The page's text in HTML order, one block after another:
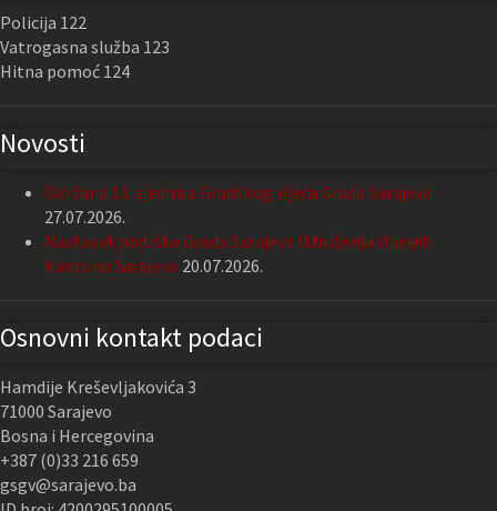
Policija 122
Vatrogasna služba 123
Hitna pomoć 124
Novosti
Održana 13. sjednica Gradskog vijeća Grada Sarajeva
27.07.2026.
Nastavak podrške Grada Sarajeva Udruženju slijepih
Kantona Sarajevo 20.07.2026.
Osnovni kontakt podaci
Hamdije Kreševljakovića 3
71000 Sarajevo
Bosna i Hercegovina
+387 (0)33 216 659
gsgv@sarajevo.ba